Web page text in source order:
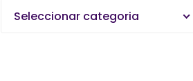
Seleccionar categoria